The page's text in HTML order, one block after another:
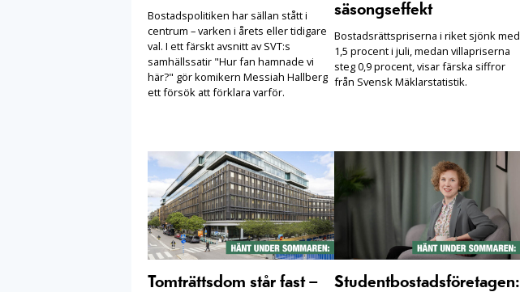
Bostadspolitiken har sällan stått i
centrum – varken i årets eller tidigare
val. I ett färskt avsnitt av SVT:s
samhällssatir "Hur fan hamnade vi
här?" gör komikern Messiah Hallberg
ett försök att förklara varför.
säsongseffekt
Bostadsrättspriserna i riket sjönk med
1,5 procent i juli, medan villapriserna
steg 0,9 procent, visar färska siffror
från Svensk Mäklarstatistik.
Tomträttsdom står fast –
Studentbostadsföretagen: